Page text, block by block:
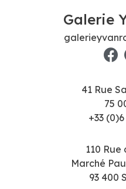
Galerie
41 Rue
75
+33 (0)6
110 Rue
Marché
93 400